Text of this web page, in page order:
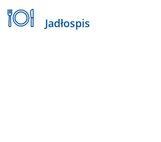
Jadłospis